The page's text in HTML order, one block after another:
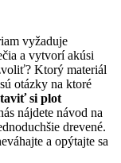
vyžaduje
a vytvorí akúsi
Ktorý materiál
otázky na ktoré
si plot
nájdete návod na
drevené.
a opýtajte sa